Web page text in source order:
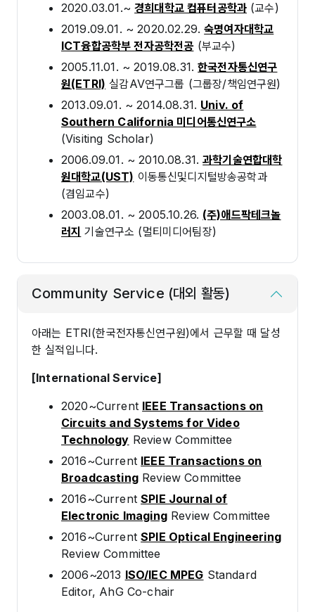
2020.03.01.~경희대학교 컴퓨터공학과 (교수)
2019.09.01. ~ 2020.02.29.숙명여자대학교
ICT융합공학부 전자공학전공 (부교수)
2005.11.01. ~ 2019.08.31.한국전자통신연구
원(ETRI) 실감AV연구그룹 (그룹장/책임연구원)
2013.09.01. ~ 2014.08.31. Univ. of
Southern California 미디어통신연구소
(Visiting Scholar)
2006.09.01. ~ 2010.08.31.과학기술연합대학
원대학교(UST) 이동통신및디지털방송공학과
(겸임교수)
2003.08.01. ~ 2005.10.26. (주)애드팍테크놀
러지 기술연구소 (멀티미디어팀장)
Community Service (대외 활동)
아래는 ETRI(한국전자통신연구원)에서 근무할 때 달성
한 실적입니다.
[International Service]
2020~Current IEEE Transactions on
Circuits and Systems for Video
Technology Review Committee
2016~Current IEEE Transactions on
BroadcastingReview Committee
2016~CurrentSPIE Journal of
Electronic ImagingReview Committee
2016~CurrentSPIE Optical Engineering
Review Committee
2006~2013 ISO/IEC MPEG Standard
Editor, AhG Co-chair